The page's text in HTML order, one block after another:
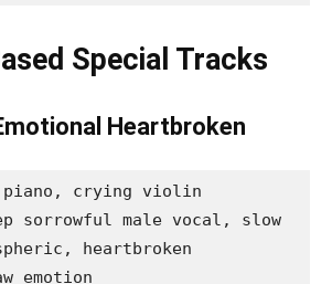
Special Tracks
Heartbroken
piano, crying violin
sorrowful male vocal, slow
heartbroken
emotion